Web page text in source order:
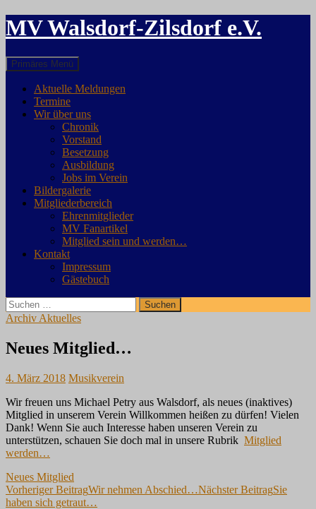
MV Walsdorf-Zilsdorf e.V.
Suchen
Primäres Menü
Inhalt
springen
Aktuelle Meldungen
Termine
Wir über uns
Chronik
Vorstand
Besetzung
Ausbildung
Jobs im Verein
Bildergalerie
Mitgliederbereich
Ehrenmitglieder
MV Fanartikel
Mitglied sein und werden…
Kontakt
Impressum
Gästebuch
Suchen
nach:
Archiv Aktuelles
Neues Mitglied…
4. März 2018 Musikverein
Wir freuen uns Michael Petry aus Walsdorf, als neues (inaktives)
Mitglied in unserem Verein Willkommen heißen zu dürfen! Vielen
Dank! Wenn Sie auch Interesse haben unseren Verein zu
unterstützen, schauen Sie doch mal in unsere Rubrik Mitglied
werden…
Neues Mitglied
Beitragsnavigation
Vorheriger BeitragWir nehmen Abschied…Nächster BeitragSie
haben sich getraut…